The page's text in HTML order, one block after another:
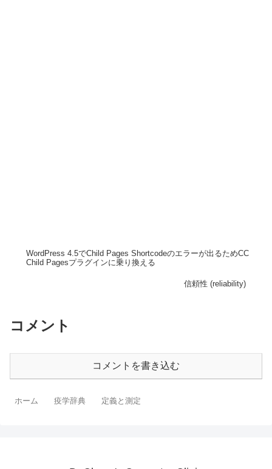
WordPress 4.5でChild Pages Shortcodeのエラーが出るためCC
Child Pagesプラグインに乗り換える
信頼性 (reliability)
コメント
コメントを書き込む
ホーム 疫学辞典 定義と測定